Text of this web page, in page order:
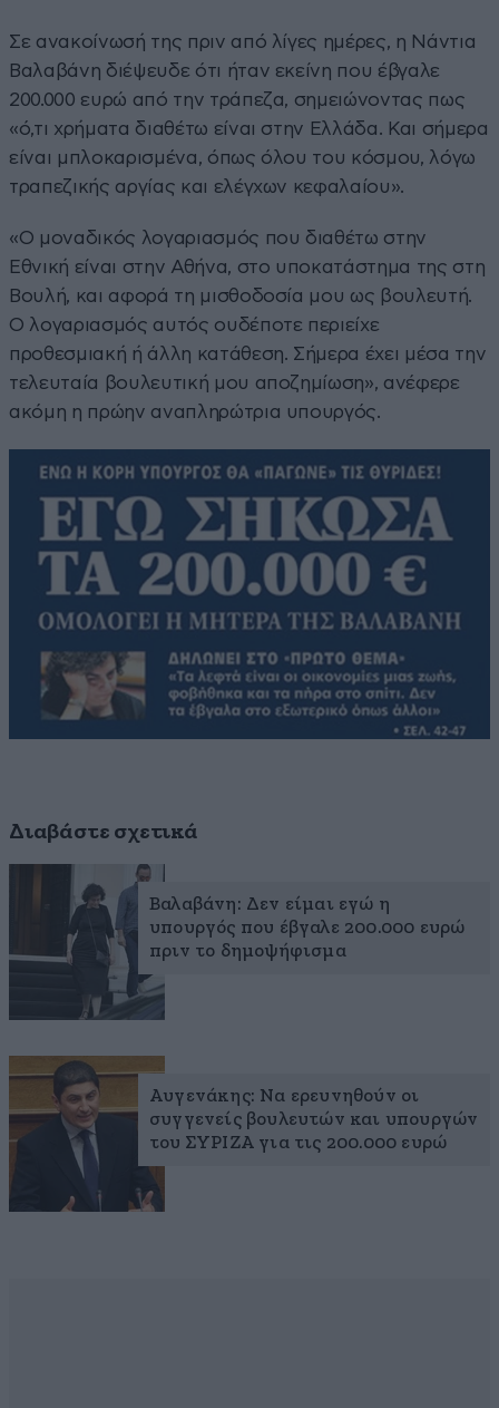
Σε ανακοίνωσή της πριν από λίγες ημέρες, η Νάντια
Βαλαβάνη διέψευδε ότι ήταν εκείνη που έβγαλε
200.000 ευρώ από την τράπεζα, σημειώνοντας πως
«ό,τι χρήματα διαθέτω είναι στην Ελλάδα. Και σήμερα
είναι μπλοκαρισμένα, όπως όλου του κόσμου, λόγω
τραπεζικής αργίας και ελέγχων κεφαλαίου».
«Ο μοναδικός λογαριασμός που διαθέτω στην
Εθνική είναι στην Αθήνα, στο υποκατάστημα της στη
Βουλή, και αφορά τη μισθοδοσία μου ως βουλευτή.
Ο λογαριασμός αυτός ουδέποτε περιείχε
προθεσμιακή ή άλλη κατάθεση. Σήμερα έχει μέσα την
τελευταία βουλευτική μου αποζημίωση», ανέφερε
ακόμη η πρώην αναπληρώτρια υπουργός.
Διαβάστε σχετικά
Βαλαβάνη: Δεν είμαι εγώ η
υπουργός που έβγαλε 200.000 ευρώ
πριν το δημοψήφισμα
Αυγενάκης: Να ερευνηθούν οι
συγγενείς βουλευτών και υπουργών
του ΣΥΡΙΖΑ για τις 200.000 ευρώ